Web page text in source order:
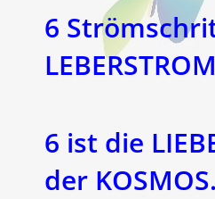
6
LEBERSTROM
6 ist die
der KOSMOS.